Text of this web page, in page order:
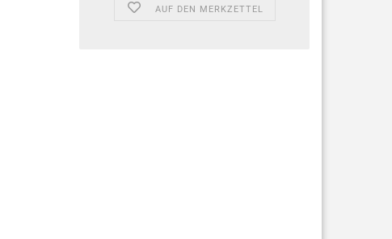
AUF DEN MERKZETTEL